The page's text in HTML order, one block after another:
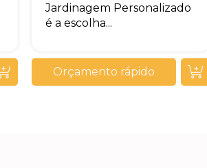
Jardinagem Personalizado
é a escolha...
Orçamento rápido